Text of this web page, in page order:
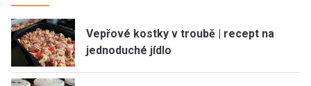
Vepřové kostky v troubě | recept na
jednoduché jídlo